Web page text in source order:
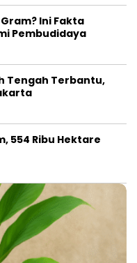
Ini Fakta
Pembudidaya
Tengah Terbantu,
554 Ribu Hektare